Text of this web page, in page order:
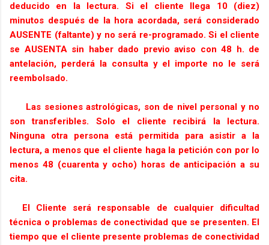
deducido en la lectura. Si el cliente llega 10 (diez)
minutos después de la hora acordada, será considerado
AUSENTE (faltante) y no será re-programado. Si el cliente
se AUSENTA sin haber dado previo aviso con 48 h. de
antelación, perderá la consulta y el importe no le será
reembolsado.
Las sesiones astrológicas, son de nivel personal y no
son transferibles. Solo el cliente recibirá la lectura.
Ninguna otra persona está permitida para asistir a la
lectura, a menos que el cliente haga la petición con por lo
menos 48 (cuarenta y ocho) horas de anticipación a su
cita.
El Cliente será responsable de cualquier dificultad
técnica o problemas de conectividad que se presenten. El
tiempo que el cliente presente problemas de conectividad